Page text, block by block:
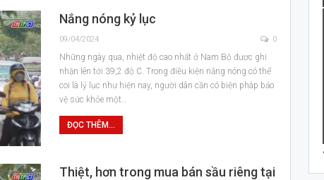
Nắng nóng kỷ lục
09/04/2024 0
Những ngày qua, nhiệt độ cao nhất ở Nam Bộ được ghi
nhận lên tới 39,2 độ C. Trong điều kiện nắng nóng có thể
coi là lỷ lục như hiện nay, người dân cần có biện pháp bảo
vệ sức khỏe một…
ĐỌC THÊM...
Thiệt, hơn trong mua bán sầu riêng tại